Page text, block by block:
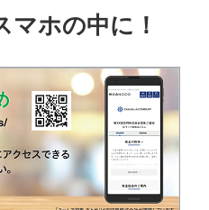
マホの中に！